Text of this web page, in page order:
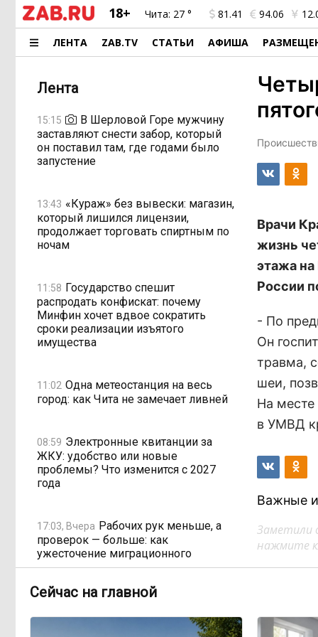
18+ Чита: 27 ° 81.41 94.06
ЛЕНТА ZAB.TV СТАТЬИ АФИША
Лента
15:15
В Шерловой Горе мужчину
заставляют снести забор, который
он поставил там, где годами было
запустение
13:43 «Кураж» без вывески: магазин,
который лишился лицензии,
продолжает торговать спиртным по
ночам
11:58 Государство спешит
распродать конфискат: почему
Минфин хочет вдвое сократить
сроки реализации изъятого
имущества
11:02 Одна метеостанция на весь
город: как Чита не замечает ливней
08:59 Электронные квитанции за
ЖКУ: удобство или новые
проблемы? Что изменится с 2027
года
17:03, Вчера Рабочих рук меньше, а
проверок — больше: как
ужесточение миграционного
законодательства бьёт по карману
Забайкалье готовится к
Врачи
жизнь
этажа
России
- По
Он
травма,
шеи,
На месте
в УМВД
Важные
Заметили
нажмите
Сейчас на главной